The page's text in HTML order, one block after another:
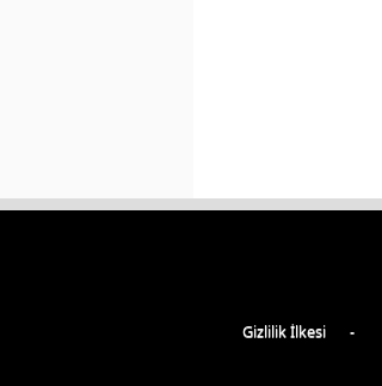
Gizlilik İlkesi